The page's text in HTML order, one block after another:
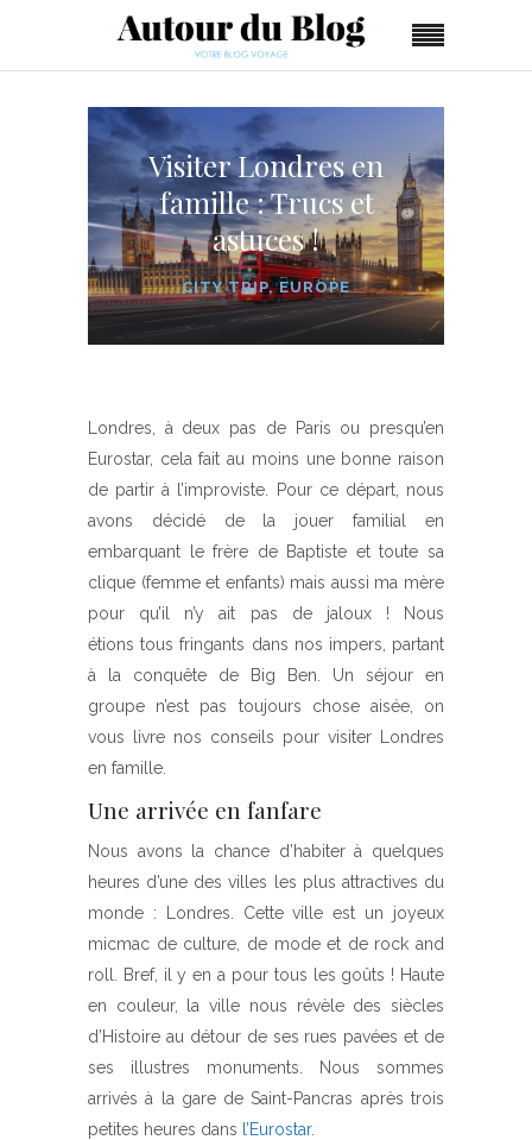
Visiter Londres en
famille : Trucs et
astuces !
CITY TRIP,EUROPE
Londres, à deux pas de Paris ou presqu’en
Eurostar, cela fait au moins une bonne raison
de partir à l’improviste. Pour ce départ, nous
avons décidé de la jouer familial en
embarquant le frère de Baptiste et toute sa
clique (femme et enfants) mais aussi ma mère
pour qu’il n’y ait pas de jaloux ! Nous
étions tous fringants dans nos impers, partant
à la conquête de Big Ben. Un séjour en
groupe n’est pas toujours chose aisée, on
vous livre nos conseils pour visiter Londres
en famille.
Une arrivée en fanfare
Nous avons la chance d’habiter à quelques
heures d’une des villes les plus attractives du
monde : Londres. Cette ville est un joyeux
micmac de culture, de mode et de rock and
roll. Bref, il y en a pour tous les goûts ! Haute
en couleur, la ville nous révèle des siècles
d’Histoire au détour de ses rues pavées et de
ses illustres monuments. Nous sommes
arrivés à la gare de Saint-Pancras après trois
petites heures dans l’Eurostar.